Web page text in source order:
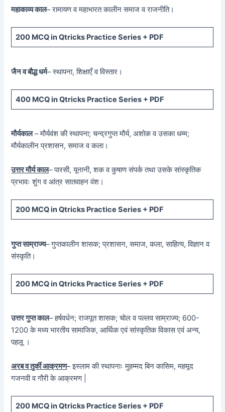
महाकाव्य काल– रामायण व महाभारत कालीन समाज व राजनीति।
200 MCQin Qtricks Practice Series + PDF
जैन व बौद्ध धर्म– स्थापना, शिक्षाएँ व विस्तार।
400 MCQin Qtricks Practice Series + PDF
मौर्यकाल– मौर्यवंश की स्थापना; चन्द्रगुप्त मौर्य, अशोक व उसका धम्म;
मौर्यकालीन प्रशासन, समाज व कला।
उत्तर मौर्य काल– पारसी, यूनानी, शक व कुषाण संपर्क तथा उसके सांस्कृतिक
प्रभावः शुंग व आंत्र सातवाहन वंश।
200 MCQ in Qtricks Practice Series + PDF
गुप्त साम्राज्य– गुप्तकालीन शासक; प्रशासन, समाज, कला, साहित्य, विज्ञान व
संस्कृति।
200 MCQ in Qtricks Practice Series + PDF
उत्तर गुप्त काल– हर्षवर्धन; राजपूत शासक; चोल व पल्लव साम्राज्य; 600-
1200 के मध्य भारतीय सामाजिक, आर्थिक एवं सांस्कृतिक विकास एवं अन्य,
पहलू ।
अरब व तुर्की आक्रमण– इस्लाम की स्थापनाः मुहम्मद बिन कासिम, महमूद
गजनवी व गौरी के आक्रमण |
200 MCQ in Qtricks Practice Series + PDF